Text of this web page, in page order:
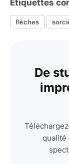
Étiquettes
flèches
De
qualité